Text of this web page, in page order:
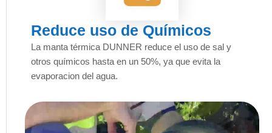
Reduce uso de Químicos
La manta térmica DUNNER reduce el uso de sal y
otros químicos hasta en un 50%, ya que evita la
evaporacion del agua.